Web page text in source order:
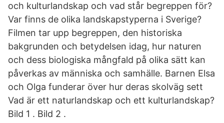
och kulturlandskap och vad står begreppen för?
Var finns de olika landskapstyperna i Sverige?
Filmen tar upp begreppen, den historiska
bakgrunden och betydelsen idag, hur naturen
och dess biologiska mångfald på olika sätt kan
påverkas av människa och samhälle. Barnen Elsa
och Olga funderar över hur deras skolväg sett
Vad är ett naturlandskap och ett kulturlandskap?
Bild 1 . Bild 2 .